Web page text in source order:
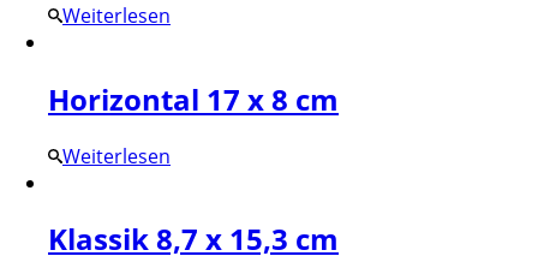
Weiterlesen
Horizontal 17 x 8 cm
Weiterlesen
Klassik 8,7 x 15,3 cm